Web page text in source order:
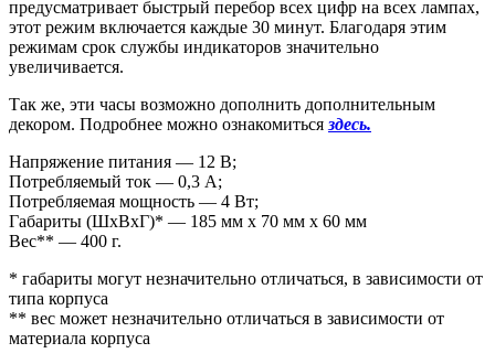
предусматривает быстрый перебор всех цифр на всех лампах,
этот режим включается каждые 30 минут. Благодаря этим
режимам срок службы индикаторов значительно
увеличивается.
Так же, эти часы возможно дополнить дополнительным
декором. Подробнее можно ознакомиться здесь.
Напряжение питания — 12 В;
Потребляемый ток — 0,3 А;
Потребляемая мощность — 4 Вт;
Габариты (ШxВxГ)* — 185 мм x 70 мм x 60 мм
Вес** — 400 г.
* габариты могут незначительно отличаться, в зависимости от
типа корпуса
** вес может незначительно отличаться в зависимости от
материала корпуса